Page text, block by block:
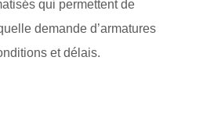
qui permettent de
demande d’armatures
et délais.